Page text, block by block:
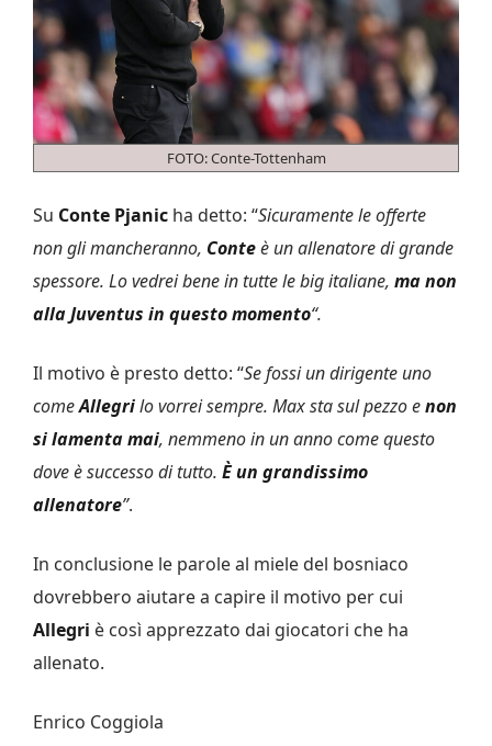
FOTO: Conte-Tottenham
Su Conte Pjanic ha detto: “Sicuramente le offerte
non gli mancheranno, Conteè un allenatore di grande
spessore. Lo vedrei bene in tutte le big italiane, ma non
alla Juventus in questo momento“.
Il motivo è presto detto: “Se fossi un dirigente uno
comeAllegrilo vorrei sempre. Max sta sul pezzo enon
si lamenta mai, nemmeno in un anno come questo
dove è successo di tutto. È un grandissimo
allenatore”.
In conclusione le parole al miele del bosniaco
dovrebbero aiutare a capire il motivo per cui
Allegri è così apprezzato dai giocatori che ha
allenato.
Enrico Coggiola